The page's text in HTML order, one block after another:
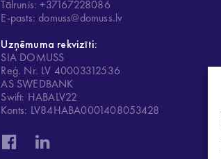
Tālrunis: +37167228086
E-pasts: domuss@domuss.lv
Uzņēmuma rekvizīti:
SIA DOMUSS
Reģ. Nr. LV 40003312536
AS SWEDBANK
Swift: HABALV22
Konts: LV84HABA0001408053428